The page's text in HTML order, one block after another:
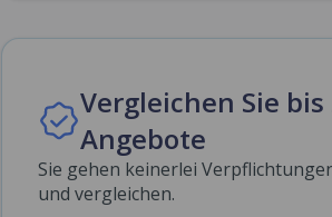
Vergleichen Sie
Angebote
Sie gehen keinerlei
und vergleichen.